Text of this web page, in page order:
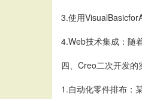
3.使用
4.Web技术集成：随
四、Creo二次开发的
1.自动化零件排布：